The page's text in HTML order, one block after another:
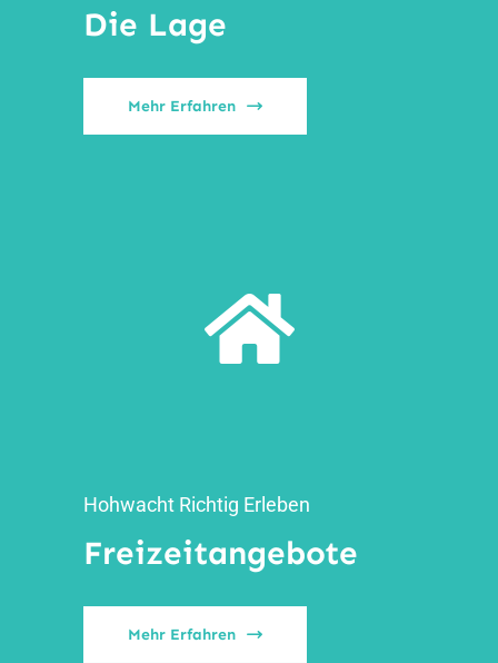
Die Lage
Mehr Erfahren
Hohwacht Richtig Erleben
Freizeitangebote
Mehr Erfahren